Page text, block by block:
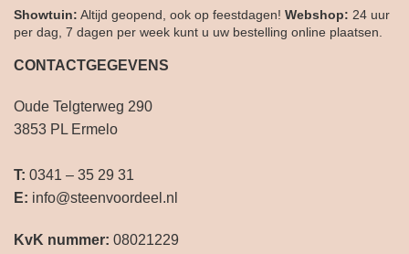
Showtuin: Altijd geopend, ook op feestdagen! Webshop: 24 uur
per dag, 7 dagen per week kunt u uw bestelling online plaatsen.
CONTACTGEGEVENS
Oude Telgterweg 290
3853 PL Ermelo
T: 0341 – 35 29 31
E: info@steenvoordeel.nl
KvK nummer: 08021229